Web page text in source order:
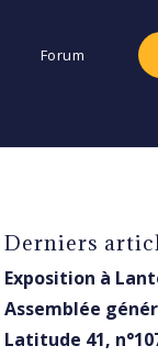
Forum
Derniers
Exposition à
Assemblée
Latitude 41,